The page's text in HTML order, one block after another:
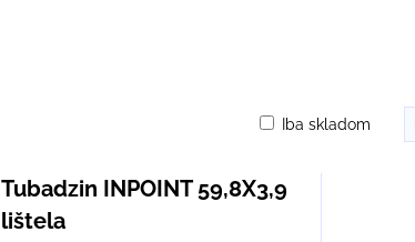
Iba skladom
Tubadzin INPOINT 59,8X3,9
lištela